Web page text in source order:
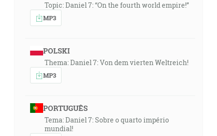
Topic: Daniel 7: “On the fourth world empire!”
MP3
POLSKI
Thema: Daniel 7: Von dem vierten Weltreich!
MP3
PORTUGUÊS
Tema: Daniel 7: Sobre o quarto império
mundial!